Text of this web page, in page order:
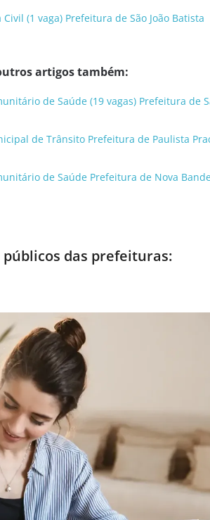
(1 vaga) Prefeitura de São João Batista
artigos também:
de Saúde (19 vagas) Prefeitura de
de Trânsito Prefeitura de Paulista
de Saúde Prefeitura de Nova
das prefeituras: